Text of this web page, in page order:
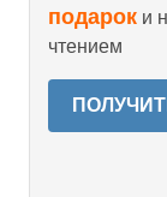
подарок и
чтением